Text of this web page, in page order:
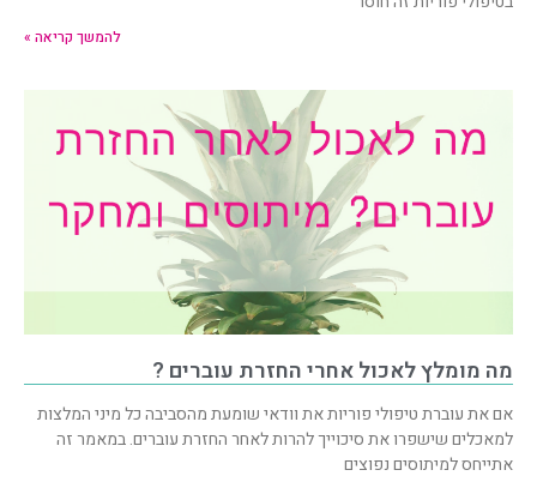
להמשך קריאה »
מה מומלץ לאכול אחרי החזרת עוברים ?
אם את עוברת טיפולי פוריות את וודאי שומעת מהסביבה כל מיני המלצות
למאכלים שישפרו את סיכוייך להרות לאחר החזרת עוברים. במאמר זה
אתייחס למיתוסים נפוצים